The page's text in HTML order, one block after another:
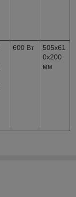
600 Вт
505x61
0x200
мм